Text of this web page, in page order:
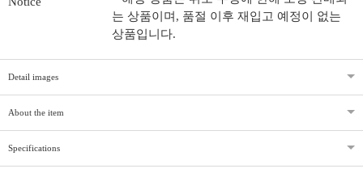
는 상품이며, 품절 이후 재입고 예정이 없는
상품입니다.
Detail images
About the item
Specifications